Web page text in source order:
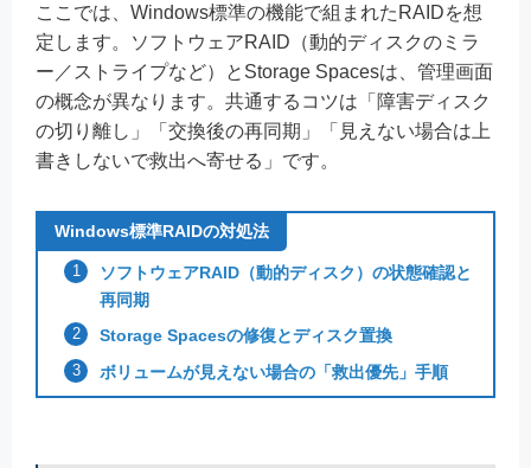
ここでは、Windows標準の機能で組まれたRAIDを想
定します。ソフトウェアRAID（動的ディスクのミラ
ー／ストライプなど）とStorage Spacesは、管理画面
の概念が異なります。共通するコツは「障害ディスク
の切り離し」「交換後の再同期」「見えない場合は上
書きしないで救出へ寄せる」です。
Windows標準RAIDの対処法
ソフトウェアRAID（動的ディスク）の状態確認と
再同期
Storage Spacesの修復とディスク置換
ボリュームが見えない場合の「救出優先」手順